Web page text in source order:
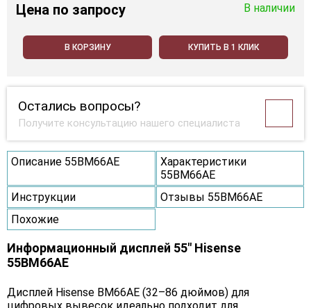
Цена по запросу В наличии
В КОРЗИНУ КУПИТЬ В 1 КЛИК
Остались вопросы?
Получите консультацию нашего специалиста
Описание 55BM66AE
Характеристики
55BM66AE
Инструкции
Отзывы 55BM66AE
Похожие
Информационный дисплей 55" Hisense
55BM66AE
Дисплей Hisense BM66AE (32–86 дюймов) для